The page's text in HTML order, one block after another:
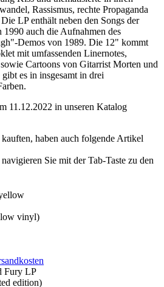
Rassismus, rechte Propaganda
LP enthält neben den Songs der
auch die Aufnahmen des
Demos von 1989. Die 12" kommt
mit umfassenden Linernotes,
Cartoons von Gitarrist Morten und
es in insgesamt in drei
11.12.2022 in unseren Katalog
haben auch folgende Artikel
Sie mit der Tab-Taste zu den
vinyl)